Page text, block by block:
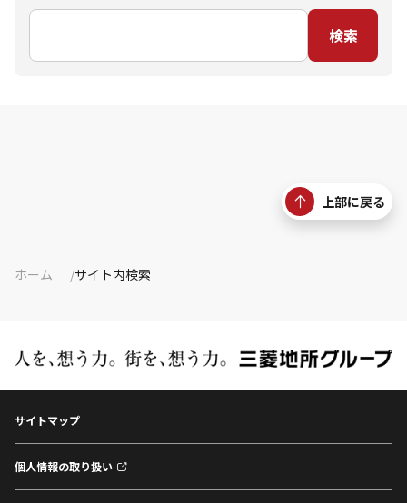
上部に戻る
ホーム サイト内検索
サイトマップ
個人情報の取り扱い